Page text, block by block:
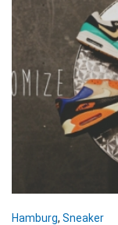
Hamburg, Sneaker